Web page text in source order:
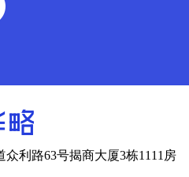
利路63号揭商大厦3栋1111房